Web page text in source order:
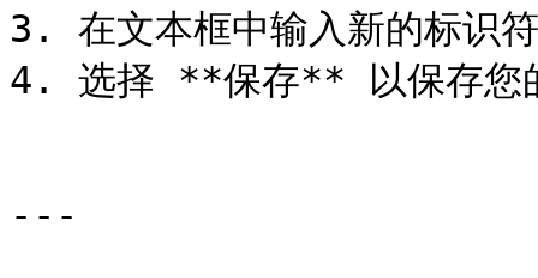
3. 在文本框中输入新的标识
4. 选择 **保存** 以保存您
---